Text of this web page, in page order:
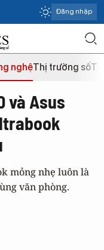
Đăng nhập
nghệThị trường số
và Asus
mỏng nhẹ luôn là
văn phòng.